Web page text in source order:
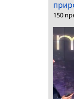
150